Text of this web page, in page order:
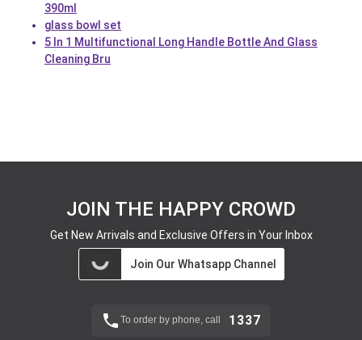
390ml
glass bowl set
5 In 1 Multifunctional Long Handle Bottle And Glass
Cleaning Bru
JOIN THE HAPPY CROWD
Get New Arrivals and Exclusive Offers in Your Inbox
Join Our Whatsapp Channel
To order by phone, call 1337